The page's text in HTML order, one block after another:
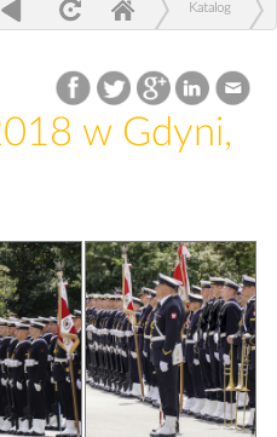
Katalog
Święto Morza 2018 w Gdyni, 24.06.2018r.
w Gdyni,